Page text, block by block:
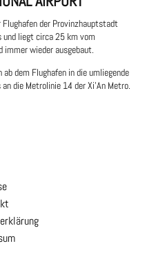
der Provinzhauptstadt
und liegt circa 25 km vom
wieder ausgebaut.
dem Flughafen in die umliegende
die Metrolinie 14 der Xi'An Metro.